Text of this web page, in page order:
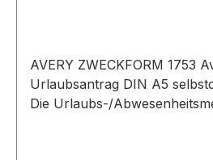
AVERY ZWECKFORM 1753
Urlaubsantrag DIN A5
Die Urlaubs-/